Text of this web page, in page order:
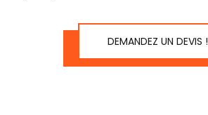
DEMANDEZ UN DEVIS !